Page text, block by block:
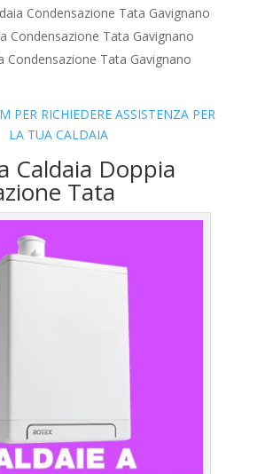
Condensazione Tata Gavignano
Condensazione Tata Gavignano
Condensazione Tata Gavignano
PER RICHIEDERE ASSISTENZA PER
LA TUA CALDAIA
Caldaia Doppia
Tata